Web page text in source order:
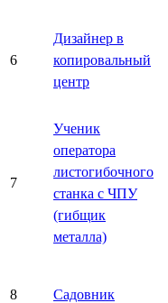
6
Дизайнер в
копировальный
центр
7
Ученик
оператора
листогибочного
станка с ЧПУ
(гибщик
металла)
8 Садовник